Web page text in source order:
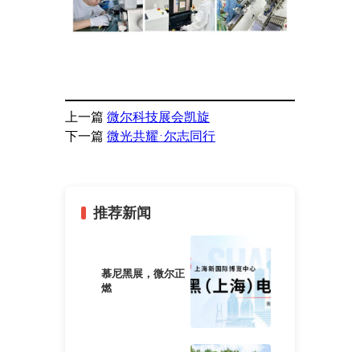
上一篇 微尔科技展会凯旋
下一篇 微光共耀·尔志同行
推荐新闻
慕尼黑展，微尔正
燃